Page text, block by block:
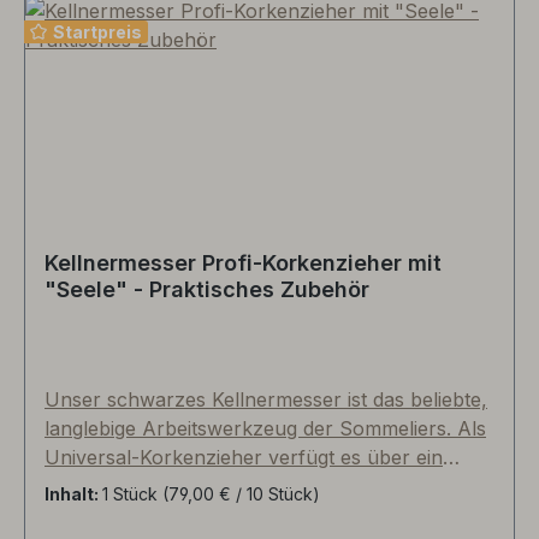
Startpreis
Kellnermesser Profi-Korkenzieher mit
"Seele" - Praktisches Zubehör
Unser schwarzes Kellnermesser ist das beliebte,
langlebige Arbeitswerkzeug der Sommeliers. Als
Universal-Korkenzieher verfügt es über ein
kleines, ausklappbares Messer, eine
Inhalt: 1 Stück (79,00 € / 10 Stück)